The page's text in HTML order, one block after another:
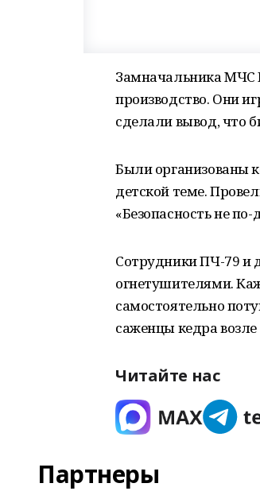
Замначальника МЧС
производство. Они
сделали вывод, что
Были организованы
детской теме.
«Безопасность не
Сотрудники ПЧ-79 и
огнетушителями.
самостоятельно
саженцы кедра
Читайте нас
Партнеры